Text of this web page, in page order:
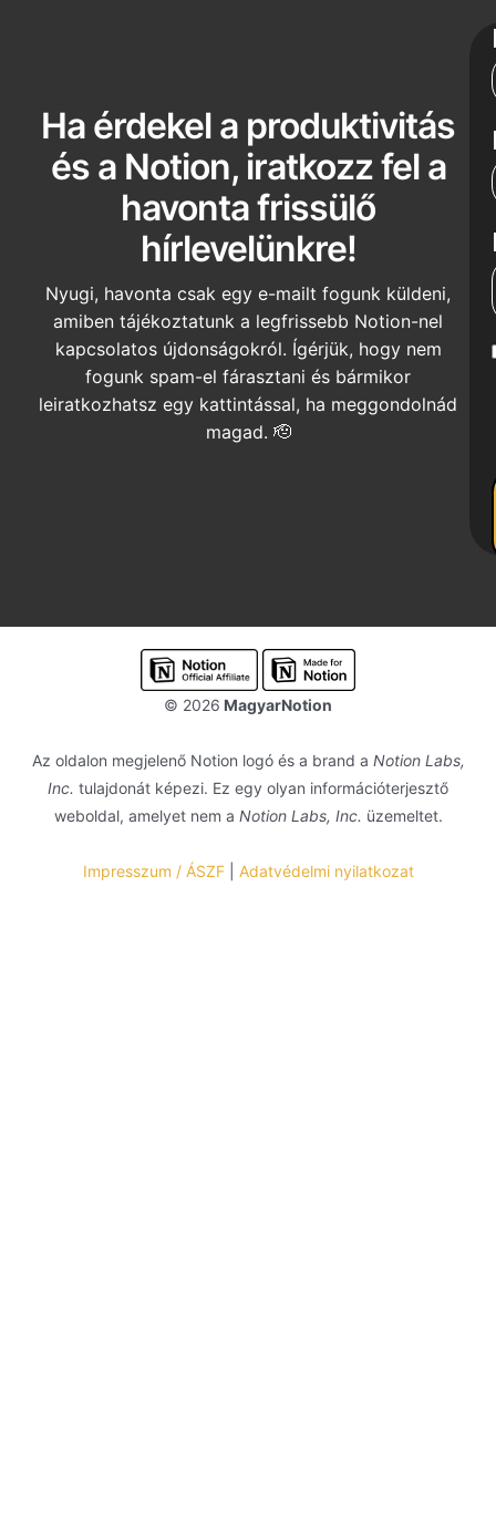
Ha érdekel a produktivitás
és a Notion, iratkozz fel a
havonta frissülő
hírlevelünkre!
Nyugi, havonta csak egy e-mailt fogunk küldeni,
amiben tájékoztatunk a legfrissebb Notion-nel
kapcsolatos újdonságokról. Ígérjük, hogy nem
fogunk spam-el fárasztani és bármikor
leiratkozhatsz egy kattintással, ha meggondolnád
magad. 🫡
© 2026 MagyarNotion
Az oldalon megjelenő Notion logó és a brand a Notion Labs,
Inc. tulajdonát képezi. Ez egy olyan információterjesztő
weboldal, amelyet nem a Notion Labs, Inc. üzemeltet.
Impresszum / ÁSZF| Adatvédelmi nyilatkozat